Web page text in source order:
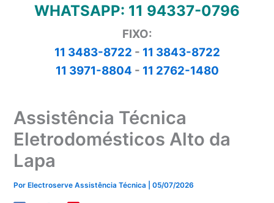
WHATSAPP: 11 94337-0796
FIXO:
11 3483-8722 - 11 3843-8722
11 3971-8804 - 11 2762-1480
Assistência Técnica
Eletrodomésticos Alto da
Lapa
Por Electroserve Assistência Técnica |05/07/2026